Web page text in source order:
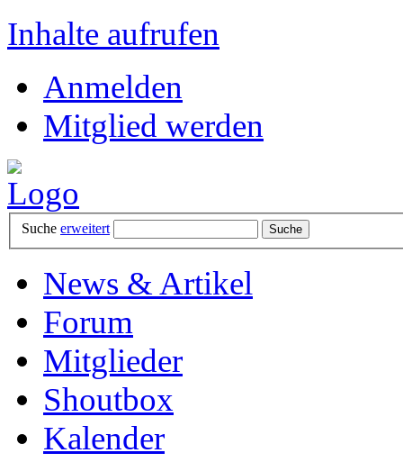
Inhalte aufrufen
Anmelden
Mitglied werden
Suche erweitert
News & Artikel
Forum
Mitglieder
Shoutbox
Kalender